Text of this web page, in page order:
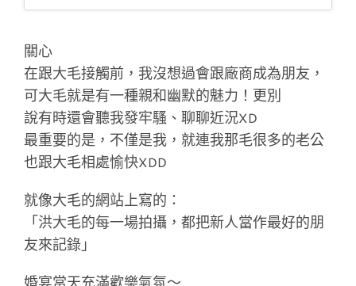
關心
在跟大毛接觸前，我沒想過會跟廠商成為朋友，
可大毛就是有一種親和幽默的魅力！更別
說有時還會聽我發牢騷、聊聊近況XD
最重要的是，不僅是我，就連我那毛很多的老公
也跟大毛相處愉快XDD
就像大毛的網站上寫的：
「洪大毛的每一場拍攝，都把新人當作最好的朋
友來記錄」